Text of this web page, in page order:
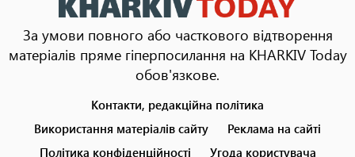
За умови повного або часткового відтворення
матеріалів пряме гіперпосилання на KHARKIV Today
обов'язкове.
menu
Контакти, редакційна політика
Використання матеріалів сайту
Реклама на сайті
Політика конфіденційності
Угода користувача